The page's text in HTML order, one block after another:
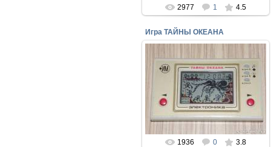
2977 1 4.5
Игра ТАЙНЫ ОКЕАНА
11.07.2016
Игра ЭЛЕКТРОНИКА ИМ03 ТАЙНЫ
ОКЕАНА
perepelin
1936 0 3.8